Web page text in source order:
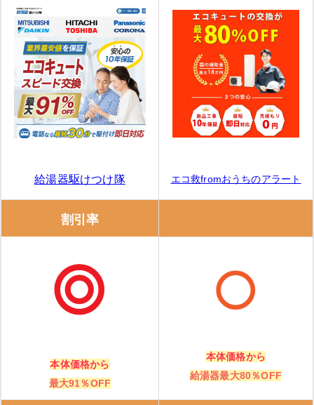
給湯器駆けつけ隊 エコ救fromおうちのアラート
割引率
本体価格から
最大91％OFF
本体価格から
給湯器最大80％OFF